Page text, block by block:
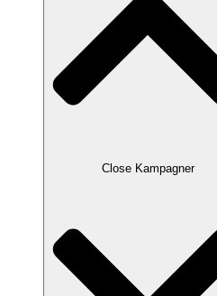
Close Kampagner